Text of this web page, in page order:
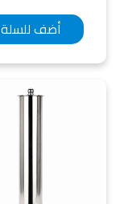
أضف للسلة